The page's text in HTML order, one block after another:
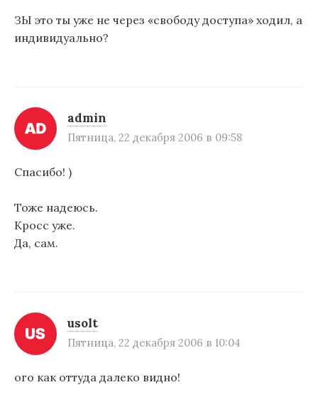
а
п
я
м
ЗЫ это ты уже не через «свободу доступа» ходил, а
индивидуально?
admin
Пятница, 22 декабря 2006 в 09:58
Спасибо! )
Тоже надеюсь.
Кросс уже.
Да, сам.
usolt
Пятница, 22 декабря 2006 в 10:04
ого как оттуда далеко видно!